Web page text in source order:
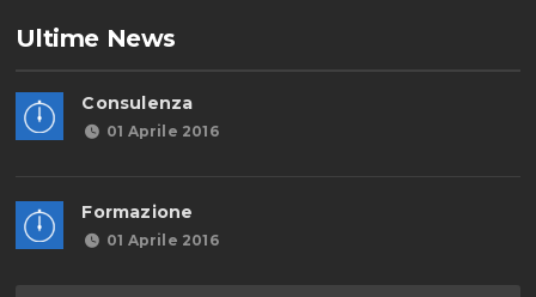
Ultime News
Consulenza
01 Aprile 2016
Formazione
01 Aprile 2016